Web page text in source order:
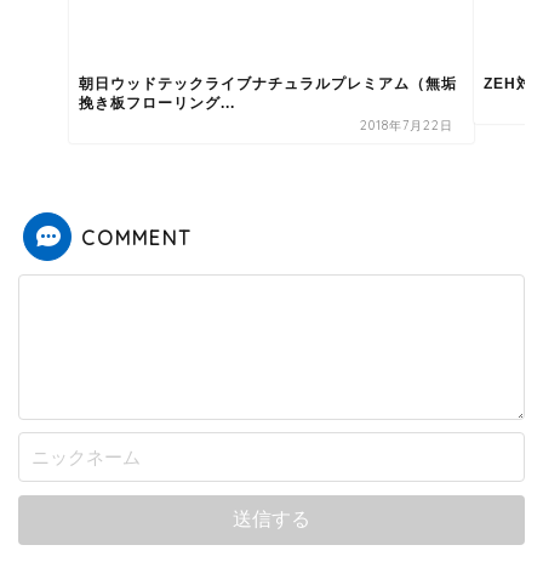
朝日ウッドテックライブナチュラルプレミアム（無垢
挽き板フローリング...
2018年7月22日
ZEH対
COMMENT